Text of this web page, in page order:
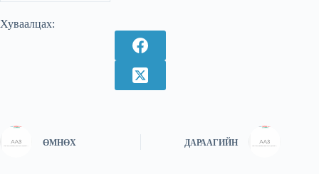
Хуваалцах:
ӨМНӨХ ДАРААГИЙН